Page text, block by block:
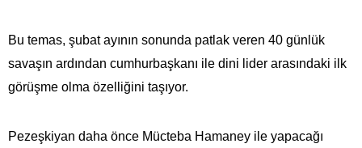
Bu temas, şubat ayının sonunda patlak veren 40 günlük
savaşın ardından cumhurbaşkanı ile dini lider arasındaki ilk
görüşme olma özelliğini taşıyor.
Pezeşkiyan daha önce Mücteba Hamaney ile yapacağı